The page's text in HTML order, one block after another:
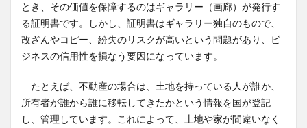
とき、その価値を保障するのはギャラリー（画廊）が発行す
る証明書です。しかし、証明書はギャラリー独自のもので、
改ざんやコピー、紛失のリスクが高いという問題があり、ビ
ジネスの信用性を損なう要因になっています。
たとえば、不動産の場合は、土地を持っている人が誰か、
所有者が誰から誰に移転してきたかという情報を国が登記
し、管理しています。これによって、土地や家が間違いなく